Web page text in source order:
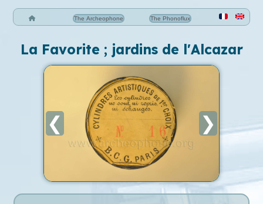
The Archeophone The Phonoflux
La Favorite ; jardins de l'Alcazar
❮ ❯